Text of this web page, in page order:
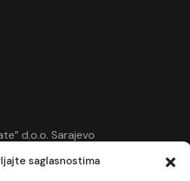
saglasnostima
d.o.o. Sarajevo